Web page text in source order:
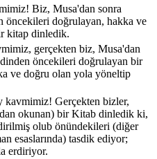
Biz, Musa'dan sonra
öncekileri doğrulayan, hakka ve
kitap dinledik.
gerçekten biz, Musa'dan
öncekileri doğrulayan bir
ve doğru olan yola yöneltip
kavmimiz! Gerçekten bizler,
okunan) bir Kitab dinledik ki,
olub önündekileri (diğer
esaslarında) tasdik ediyor;
erdiriyor.